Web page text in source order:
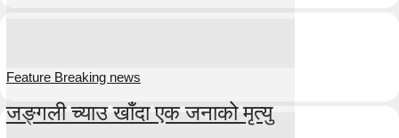
Feature Breaking news
जङ्गली च्याउ खाँदा एक जनाको मृत्यु